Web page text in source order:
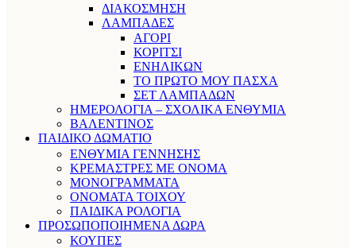
ΔΙΑΚΟΣΜΗΣΗ
ΛΑΜΠΑΔΕΣ
ΑΓΟΡΙ
ΚΟΡΙΤΣΙ
ΕΝΗΛΙΚΩΝ
ΤΟ ΠΡΩΤΟ ΜΟΥ ΠΑΣΧΑ
ΣΕΤ ΛΑΜΠΑΔΩΝ
ΗΜΕΡΟΛΟΓΙΑ – ΣΧΟΛΙΚΑ ΕΝΘΥΜΙΑ
ΒΑΛΕΝΤΙΝΟΣ
ΠΑΙΔΙΚΟ ΔΩΜΑΤΙΟ
ΕΝΘΥΜΙΑ ΓΕΝΝΗΣΗΣ
ΚΡΕΜΑΣΤΡΕΣ ΜΕ ΟΝΟΜΑ
ΜΟΝΟΓΡΑΜΜΑΤΑ
ΟΝΟΜΑΤΑ ΤΟΙΧΟΥ
ΠΑΙΔΙΚΑ ΡΟΛΟΓΙΑ
ΠΡΟΣΩΠΟΠΟΙΗΜΕΝΑ ΔΩΡΑ
ΚΟΥΠΕΣ